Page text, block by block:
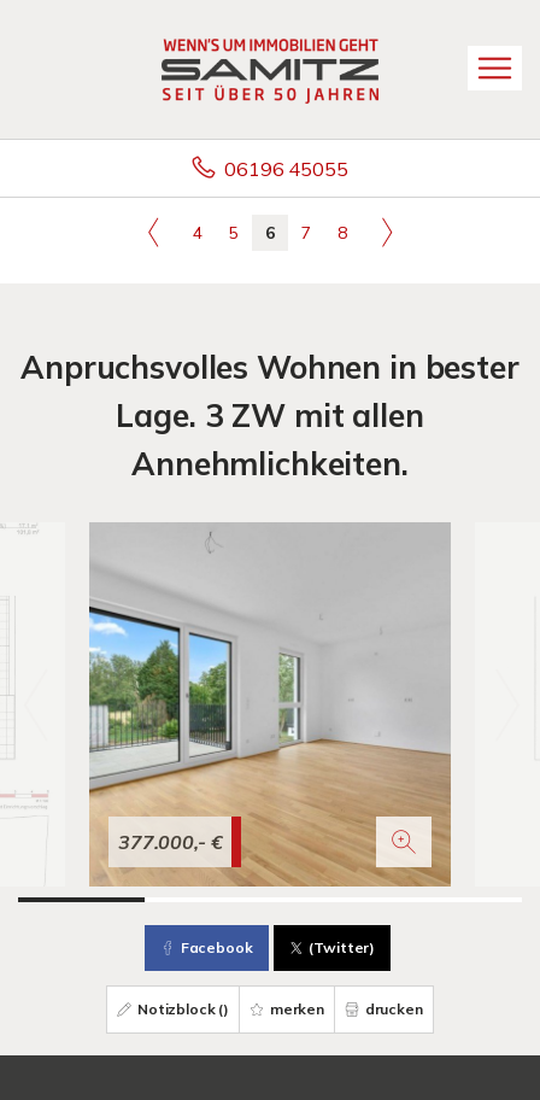
06196 45055
4 5 6 7 8
Anpruchsvolles Wohnen in bester
Lage. 3 ZW mit allen
Annehmlichkeiten.
377.000,- €
Facebook (Twitter)
Notizblock () merken drucken